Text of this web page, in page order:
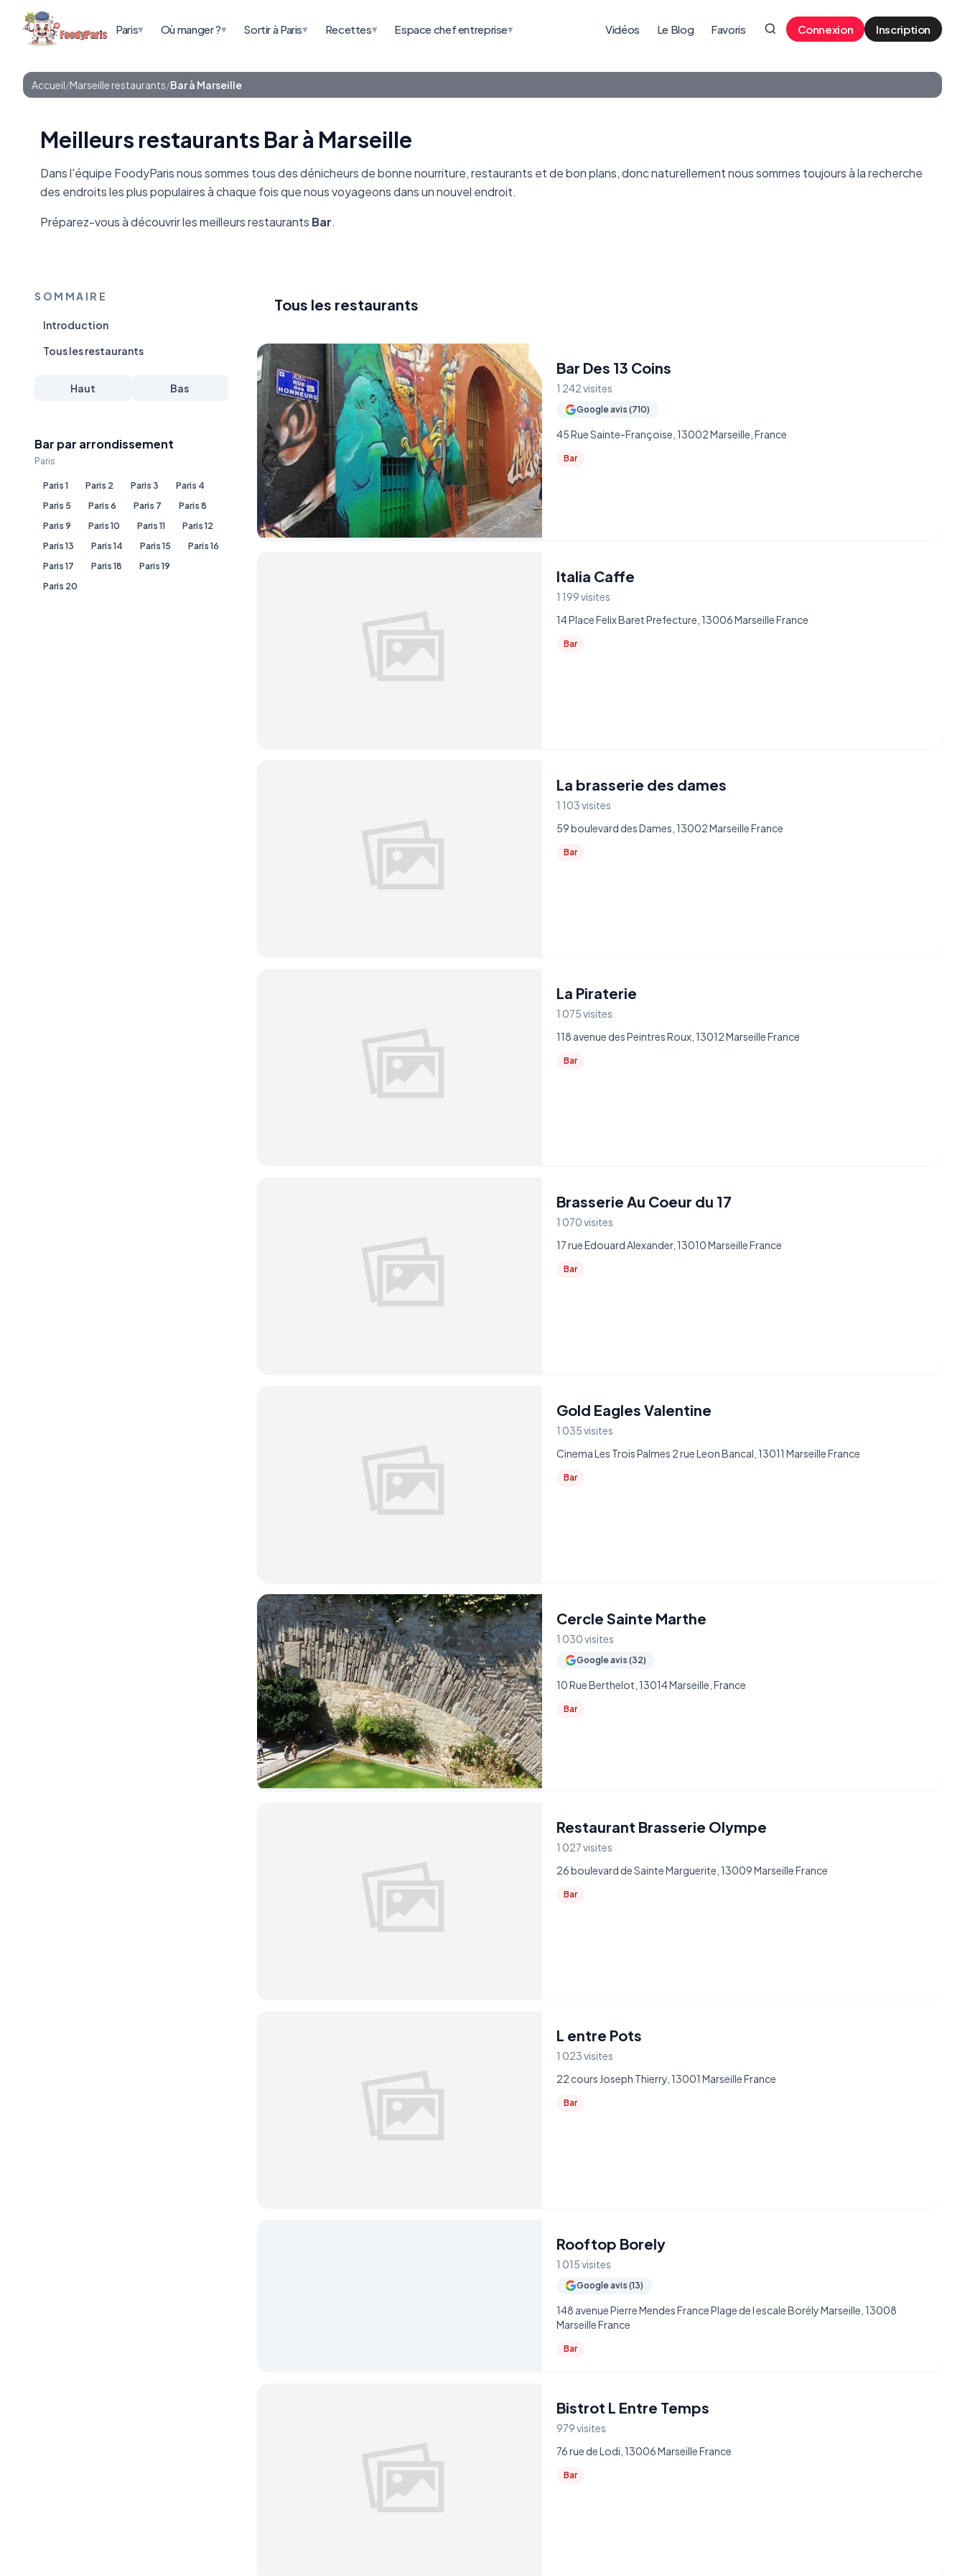
Paris▾ Où manger ?▾ Sortir à Paris▾ Recettes▾ Espace chef entreprise▾ Vidéos Le Blog Favoris Connexion Inscription
Accueil/Marseille restaurants/Bar à Marseille
Meilleurs restaurants Bar à Marseille
Dans l'équipe FoodyParis nous sommes tous des dénicheurs de bonne nourriture, restaurants et de bon plans, donc naturellement nous sommes toujours à la recherche
des endroits les plus populaires à chaque fois que nous voyageons dans un nouvel endroit.
Préparez-vous à découvrir les meilleurs restaurants Bar.
SOMMAIRE
Introduction
Tous les restaurants
Haut Bas
Bar par arrondissement
Paris
Paris 1 Paris 2 Paris 3
Paris 4
Paris 5
Paris 6 Paris 7
Paris 8
Paris 9
Paris 10 Paris 11
Paris 12
Paris 13
Paris 14 Paris 15
Paris 16
Paris 17
Paris 18
Paris 19
Paris 20
Tous les restaurants
Bar Des 13 Coins
1 242 visites
Google avis (710)
45 Rue Sainte-Françoise, 13002 Marseille, France
Bar
Italia Caffe
1 199 visites
14 Place Felix Baret Prefecture, 13006 Marseille France
Bar
La brasserie des dames
1 103 visites
59 boulevard des Dames, 13002 Marseille France
Bar
La Piraterie
1 075 visites
118 avenue des Peintres Roux, 13012 Marseille France
Bar
Brasserie Au Coeur du 17
1 070 visites
17 rue Edouard Alexander, 13010 Marseille France
Bar
Gold Eagles Valentine
1 035 visites
Cinema Les Trois Palmes 2 rue Leon Bancal, 13011 Marseille France
Bar
Cercle Sainte Marthe
1 030 visites
Google avis (32)
10 Rue Berthelot, 13014 Marseille, France
Bar
Restaurant Brasserie Olympe
1 027 visites
26 boulevard de Sainte Marguerite, 13009 Marseille France
Bar
L entre Pots
1 023 visites
22 cours Joseph Thierry, 13001 Marseille France
Bar
Rooftop Borely
1 015 visites
Google avis (13)
148 avenue Pierre Mendes France Plage de l escale Borély Marseille, 13008
Marseille France
Bar
Bistrot L Entre Temps
979 visites
76 rue de Lodi, 13006 Marseille France
Bar